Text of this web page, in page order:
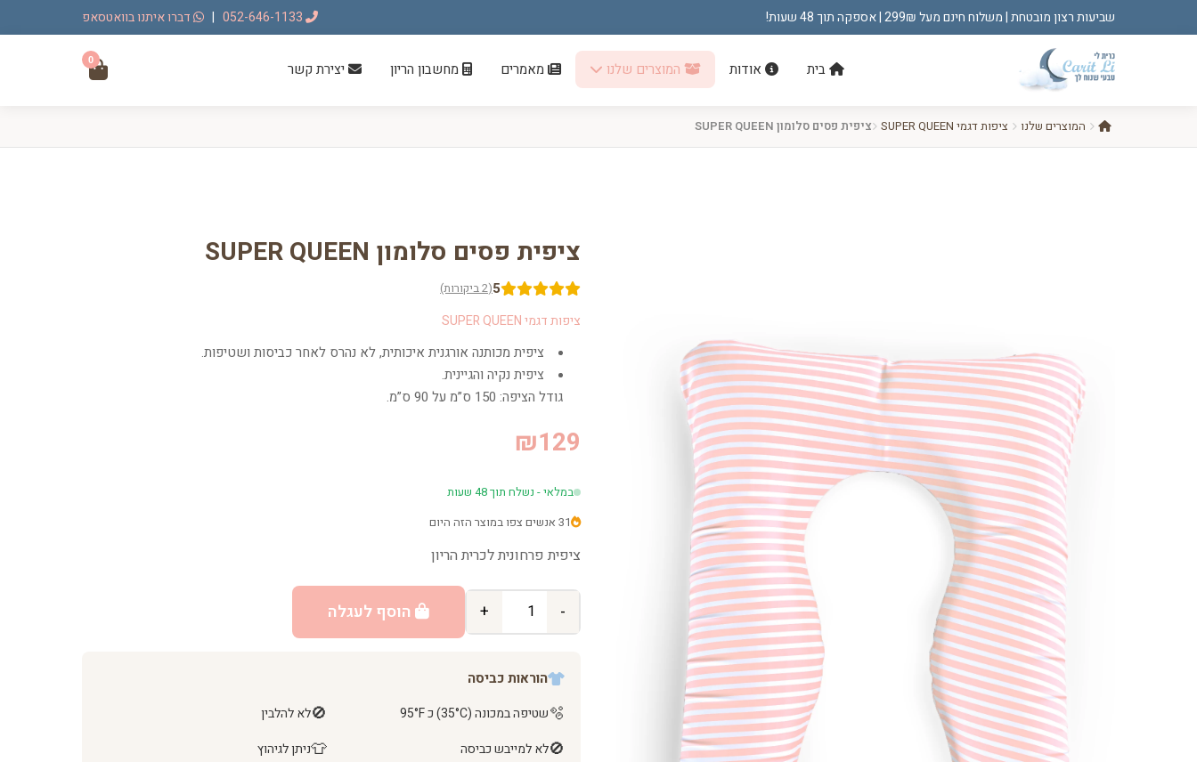
שביעות רצון מובטחת | משלוח חינם מעל 299₪ | אספקה תוך 48 שעות! | דברו איתנו בוואטסאפ
בית אודות המוצרים שלנו מאמרים מחשבון הריון יצירת קשר
0
המוצרים שלנו ציפות דגמי SUPER QUEEN ציפית פסים סלומון SUPER QUEEN
ציפית פסים סלומון SUPER QUEEN
5(2 ביקורות)
ציפות דגמי SUPER QUEEN
ציפית מכותנה אורגנית איכותית, לא נהרס לאחר כביסות ושטיפות.
ציפית נקיה והגיינית.
גודל הציפה: 150 ס”מ על 90 ס”מ.
₪129
במלאי - נשלח תוך 48 שעות
31 אנשים צפו במוצר הזה היום
ציפית פרחונית לכרית הריון
-
+ הוסף לעגלה
הוראות כביסה
🫧שטיפה במכונה (35°C) כ 95°F 🚫לא להלבין
🚫לא למייבש כביסה 👕ניתן לגיהוץ